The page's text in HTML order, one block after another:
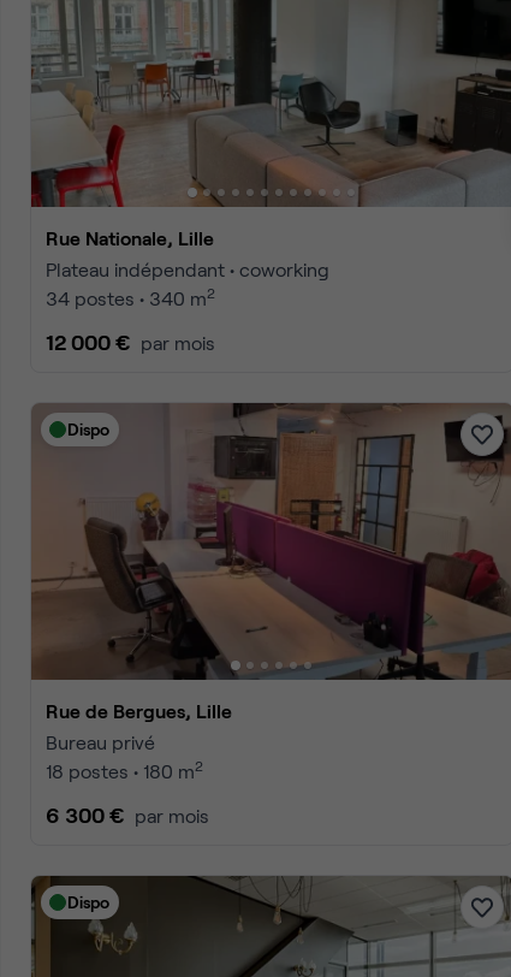
Rue Nationale, Lille
Plateau indépendant • coworking
34 postes • 340 m2
12 000 € par mois
Dispo
Rue de Bergues, Lille
Bureau privé
18 postes • 180 m2
6 300 € par mois
Dispo